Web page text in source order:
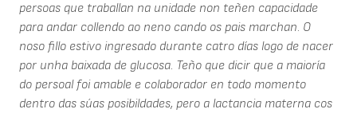
persoas que traballan na unidade non teñen capacidade
para andar collendo ao neno cando os pais marchan. O
noso fillo estivo ingresado durante catro días logo de nacer
por unha baixada de glucosa. Teño que dicir que a maioría
do persoal foi amable e colaborador en todo momento
dentro das súas posibildades, pero a lactancia materna cos